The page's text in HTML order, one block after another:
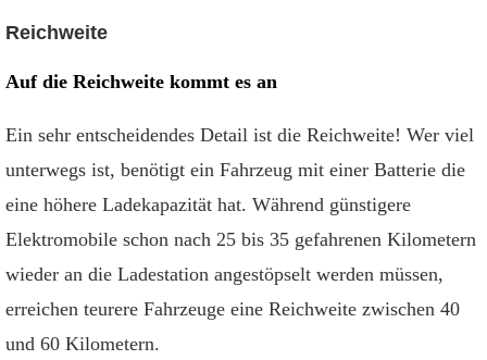
Reichweite
Auf die Reichweite kommt es an
Ein sehr entscheidendes Detail ist die Reichweite! Wer viel
unterwegs ist, benötigt ein Fahrzeug mit einer Batterie die
eine höhere Ladekapazität hat. Während günstigere
Elektromobile schon nach 25 bis 35 gefahrenen Kilometern
wieder an die Ladestation angestöpselt werden müssen,
erreichen teurere Fahrzeuge eine Reichweite zwischen 40
und 60 Kilometern.